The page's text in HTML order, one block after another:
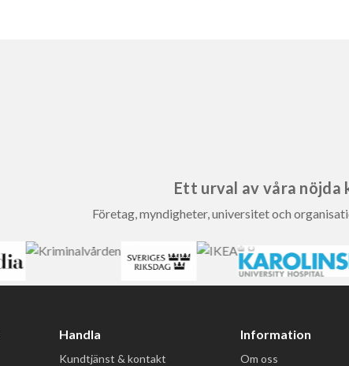
Ett urval av våra nöjda
Företag, myndigheter, universitet och
Handla
Kundtjänst & kontakt
Information
Om oss